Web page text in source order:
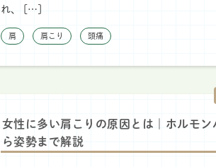
れ、 […]
肩 肩こり 頭痛
女性に多い肩こりの原因とは｜ホルモン
ら姿勢まで解説